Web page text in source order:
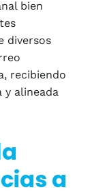
bien
diversos
recibiendo
y alineada
a